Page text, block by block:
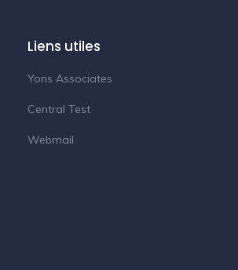
Liens utiles
Yons Associates
Central Test
Webmail